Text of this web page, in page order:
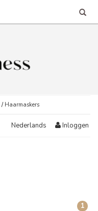
/ Haarmaskers
Nederlands Inloggen
1